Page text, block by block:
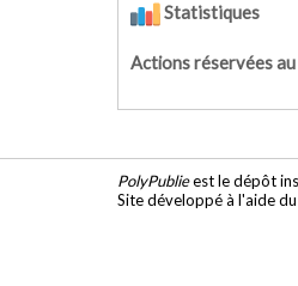
Statistiques
Actions réservées au
PolyPublieest le dépôt
Site développé à l'aide